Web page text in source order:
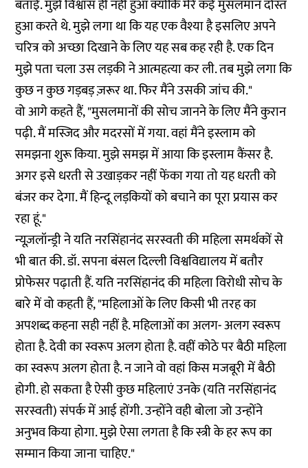
बताई. मुझे विश्वास ही नहीं हुआ क्योंकि मेरे कई मुसलमान दोस्त
हुआ करते थे. मुझे लगा था कि यह एक वैश्या है इसलिए अपने
चरित्र को अच्छा दिखाने के लिए यह सब कह रही है. एक दिन
मुझे पता चला उस लड़की ने आत्महत्या कर ली. तब मुझे लगा कि
कुछ न कुछ गड़बड़ ज़रूर था. फिर मैंने उसकी जांच की."
वो आगे कहते हैं, "मुसलमानों की सोच जानने के लिए मैंने कुरान
पढ़ी. मैं मस्जिद और मदरसों में गया. वहां मैंने इस्लाम को
समझना शुरू किया. मुझे समझ में आया कि इस्लाम कैंसर है.
अगर इसे धरती से उखाड़कर नहीं फेंका गया तो यह धरती को
बंजर कर देगा. मैं हिन्दू लड़कियों को बचाने का पूरा प्रयास कर
रहा हूं."
न्यूज़लॉन्ड्री ने यति नरसिंहानंद सरस्वती की महिला समर्थकों से
भी बात की. डॉ. सपना बंसल दिल्ली विश्वविद्यालय में बतौर
प्रोफेसर पढ़ाती हैं. यति नरसिंहानंद की महिला विरोधी सोच के
बारे में वो कहती हैं, "महिलाओं के लिए किसी भी तरह का
अपशब्द कहना सही नहीं है. महिलाओं का अलग- अलग स्वरूप
होता है. देवी का स्वरूप अलग होता है. वहीं कोठे पर बैठी महिला
का स्वरूप अलग होता है. न जाने वो वहां किस मजबूरी में बैठी
होगी. हो सकता है ऐसी कुछ महिलाएं उनके (यति नरसिंहानंद
सरस्वती) संपर्क में आई होंगी. उन्होंने वही बोला जो उन्होंने
अनुभव किया होगा. मुझे ऐसा लगता है कि स्त्री के हर रूप का
सम्मान किया जाना चाहिए."